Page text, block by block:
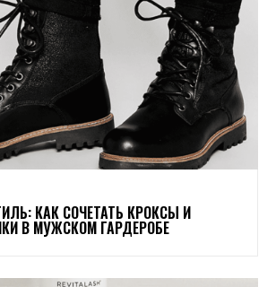
КАК СОЧЕТАТЬ КРОКСЫ И
В МУЖСКОМ ГАРДЕРОБЕ